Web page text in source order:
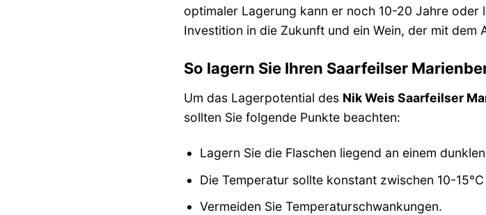
optimaler Lagerung kann er noch 10-20 Jahre
Investition in die Zukunft und ein Wein, der mit dem
So lagern Sie Ihren Saarfeilser
Um das Lagerpotential des Nik Weis Saarfeilser
sollten Sie folgende Punkte beachten:
Lagern Sie die Flaschen liegend an einem
Die Temperatur sollte konstant zwischen 10-
Vermeiden Sie Temperaturschwankungen.